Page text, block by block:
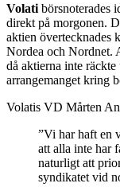
Volati börsnoterades
direkt på morgonen.
aktien övertecknades
Nordea och Nordnet.
då aktierna inte
arrangemanget kring
Volatis VD Mårten
”Vi har haft en
att alla inte har
naturligt att
syndikatet vid